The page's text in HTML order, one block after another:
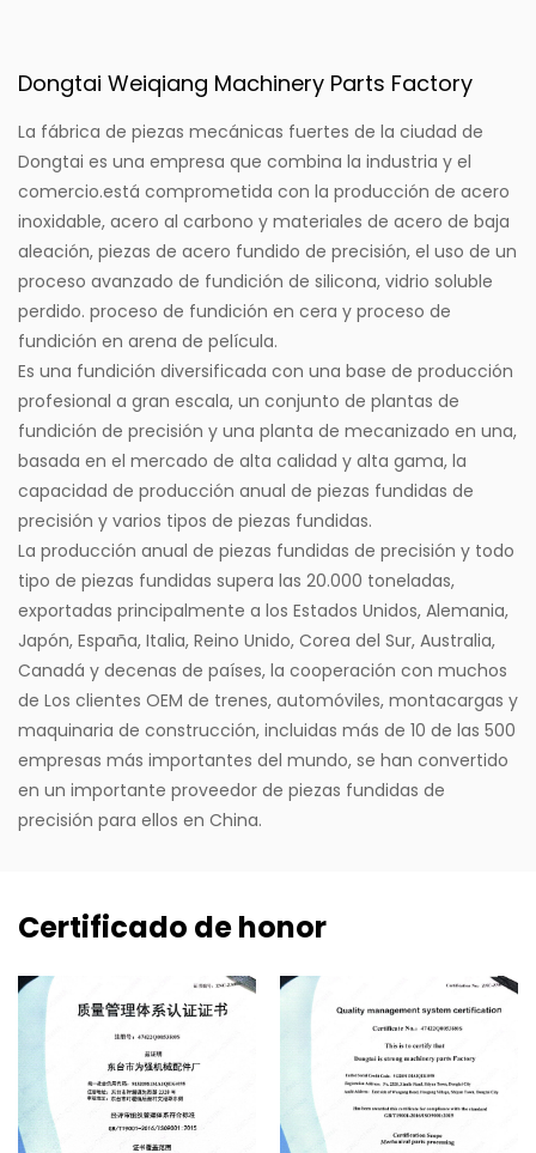
Dongtai Weiqiang Machinery Parts Factory
La fábrica de piezas mecánicas fuertes de la ciudad de
Dongtai es una empresa que combina la industria y el
comercio.está comprometida con la producción de acero
inoxidable, acero al carbono y materiales de acero de baja
aleación, piezas de acero fundido de precisión, el uso de un
proceso avanzado de fundición de silicona, vidrio soluble
perdido. proceso de fundición en cera y proceso de
fundición en arena de película.
Es una fundición diversificada con una base de producción
profesional a gran escala, un conjunto de plantas de
fundición de precisión y una planta de mecanizado en una,
basada en el mercado de alta calidad y alta gama, la
capacidad de producción anual de piezas fundidas de
precisión y varios tipos de piezas fundidas.
La producción anual de piezas fundidas de precisión y todo
tipo de piezas fundidas supera las 20.000 toneladas,
exportadas principalmente a los Estados Unidos, Alemania,
Japón, España, Italia, Reino Unido, Corea del Sur, Australia,
Canadá y decenas de países, la cooperación con muchos
de Los clientes OEM de trenes, automóviles, montacargas y
maquinaria de construcción, incluidas más de 10 de las 500
empresas más importantes del mundo, se han convertido
en un importante proveedor de piezas fundidas de
precisión para ellos en China.
Certificado de honor